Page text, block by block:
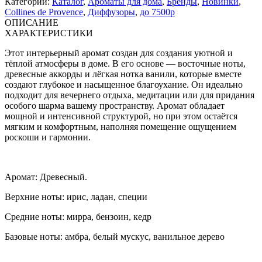
Collines de Provence, Диффузоры, до 7500р
ОПИСАНИЕ
ХАРАКТЕРИСТИКИ
Этот интерьерный аромат создан для создания уютной и
тёплой атмосферы в доме. В его основе — восточные ноты,
древесные аккорды и лёгкая нотка ванили, которые вместе
создают глубокое и насыщенное благоухание. Он идеально
подходит для вечернего отдыха, медитации или для придания
особого шарма вашему пространству. Аромат обладает
мощной и интенсивной структурой, но при этом остаётся
мягким и комфортным, наполняя помещение ощущением
роскоши и гармонии.
Аромат: Древесный.
Верхние ноты: ирис, ладан, специи
Средние ноты: мирра, бензоин, кедр
Базовые ноты: амбра, белый мускус, ванильное дерево